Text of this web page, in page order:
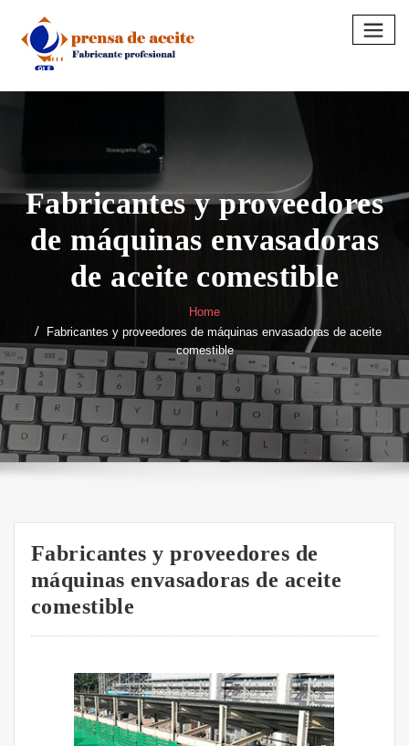
content
Fabricantes y proveedores
de máquinas envasadoras
de aceite comestible
Home
Fabricantes y proveedores de máquinas envasadoras de aceite
comestible
Fabricantes y proveedores de
máquinas envasadoras de aceite
comestible